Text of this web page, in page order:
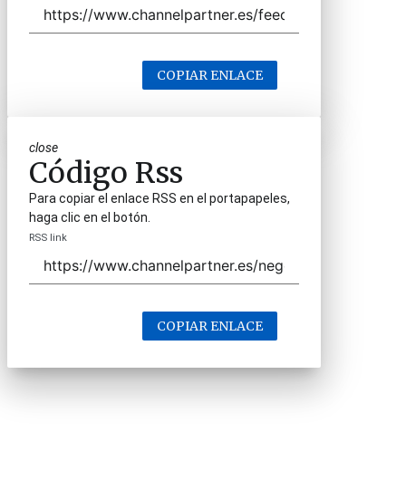
COPIAR ENLACE
close
Código Rss
Para copiar el enlace RSS en el portapapeles,
haga clic en el botón.
RSS link
COPIAR ENLACE